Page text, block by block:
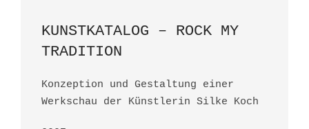
KUNSTKATALOG – ROCK MY
TRADITION
Konzeption und Gestaltung einer
Werkschau der Künstlerin Silke Koch